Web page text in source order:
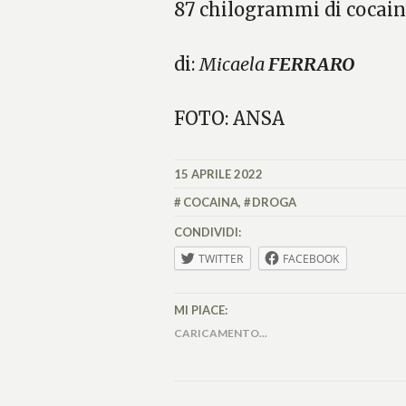
87 chilogrammi di
di: Micaela FERRARO
FOTO: ANSA
MICAELA
15 APRILE 2022
COCAINA, DROGA
CONDIVIDI:
TWITTER FACEBOOK
MI PIACE:
CARICAMENTO...